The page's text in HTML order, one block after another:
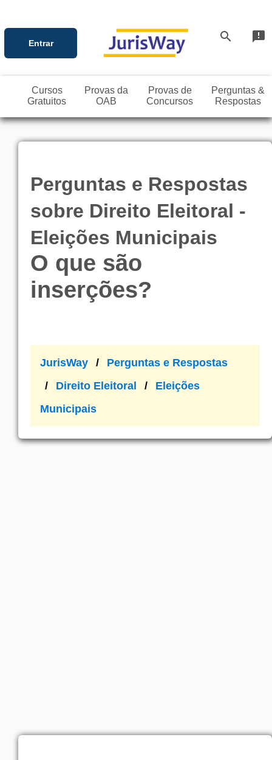
Entrar search announcement
Cursos
Gratuitos
Provas da
OAB
Provas de
Concursos
Perguntas &
Respostas
Perguntas e Respostas
sobre Direito Eleitoral -
Eleições Municipais
O que são
inserções?
JurisWay
Perguntas e Respostas
Direito Eleitoral
Eleições
Municipais